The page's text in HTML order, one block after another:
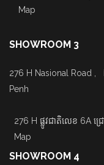
Map
SHOWROOM 3
276 H Nasional Road ,
Penh
276 H ផ្លូវជាតិលេខ 6A ជ្រ
Map
SHOWROOM 4